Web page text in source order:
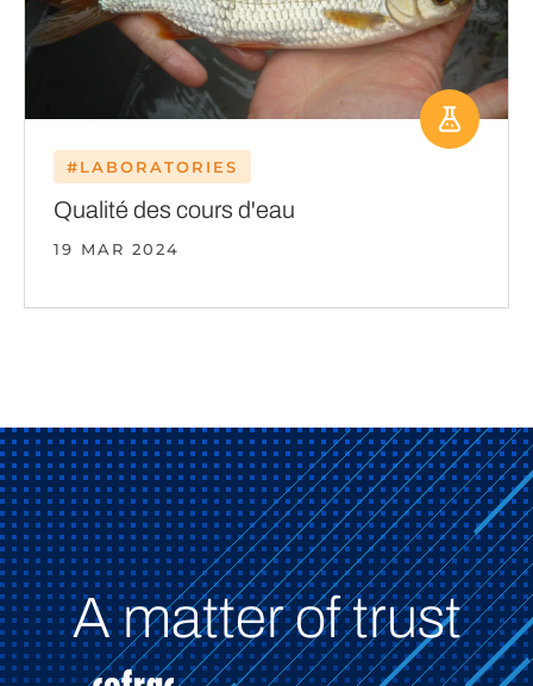
#LABORATORIES
Qualité des cours d'eau
19 MAR 2024
A matter of trust